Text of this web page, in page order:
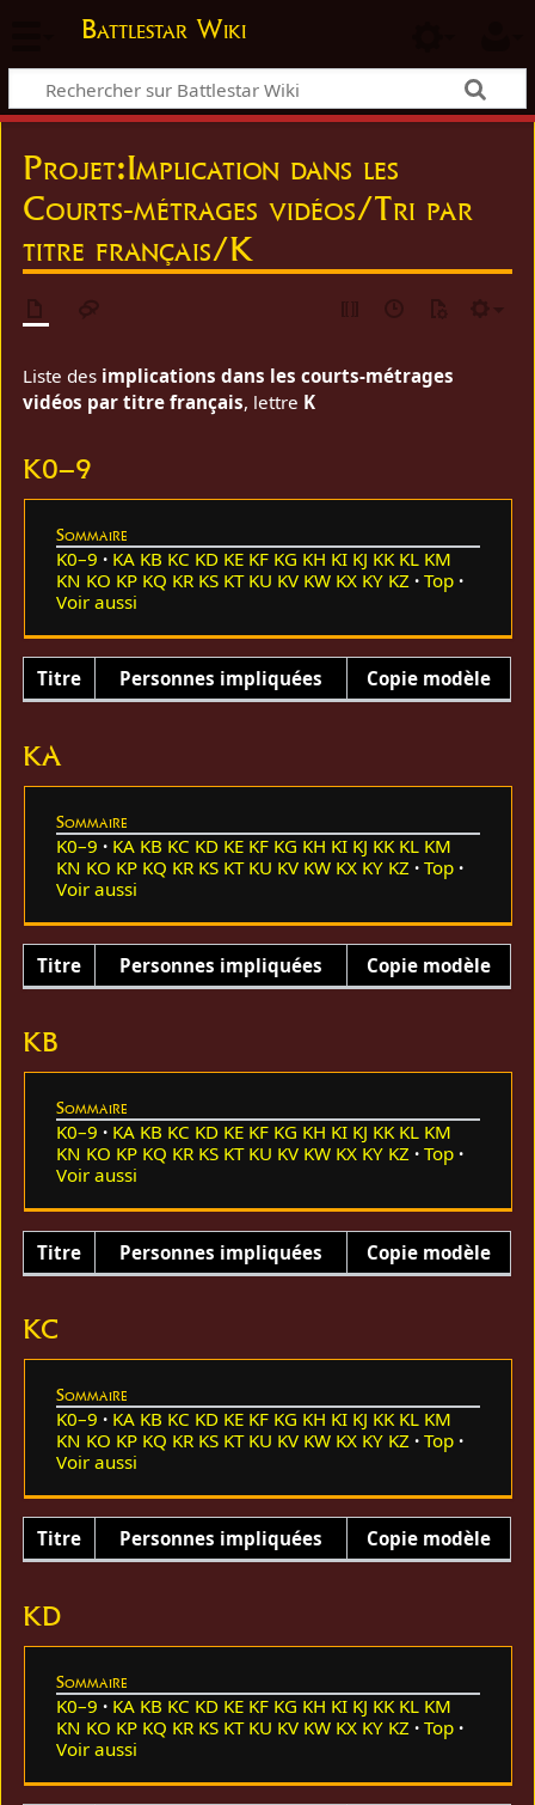
Battlestar Wiki
Projet:Implication dans les
Courts-métrages vidéos/Tri par
titre français/K
Liste des implications dans les courts-métrages
vidéos par titre français, lettre K
K0–9
Sommaire
K0–9 KA KB KC KD KE KF KG KH KI KJ KK KL KM
KN KO KP KQ KR KS KT KU KV KW KX KY KZ
Top
Voir aussi
Titre Personnes impliquées Copie modèle
KA
Sommaire
K0–9 KA KB KC KD KE KF KG KH KI KJ KK KL KM
KN KO KP KQ KR KS KT KU KV KW KX KY KZ
Top
Voir aussi
Titre Personnes impliquées Copie modèle
KB
Sommaire
K0–9 KA KB KC KD KE KF KG KH KI KJ KK KL KM
KN KO KP KQ KR KS KT KU KV KW KX KY KZ
Top
Voir aussi
Titre Personnes impliquées Copie modèle
KC
Sommaire
K0–9 KA KB KC KD KE KF KG KH KI KJ KK KL KM
KN KO KP KQ KR KS KT KU KV KW KX KY KZ
Top
Voir aussi
Titre Personnes impliquées Copie modèle
KD
Sommaire
K0–9 KA KB KC KD KE KF KG KH KI KJ KK KL KM
KN KO KP KQ KR KS KT KU KV KW KX KY KZ
Top
Voir aussi